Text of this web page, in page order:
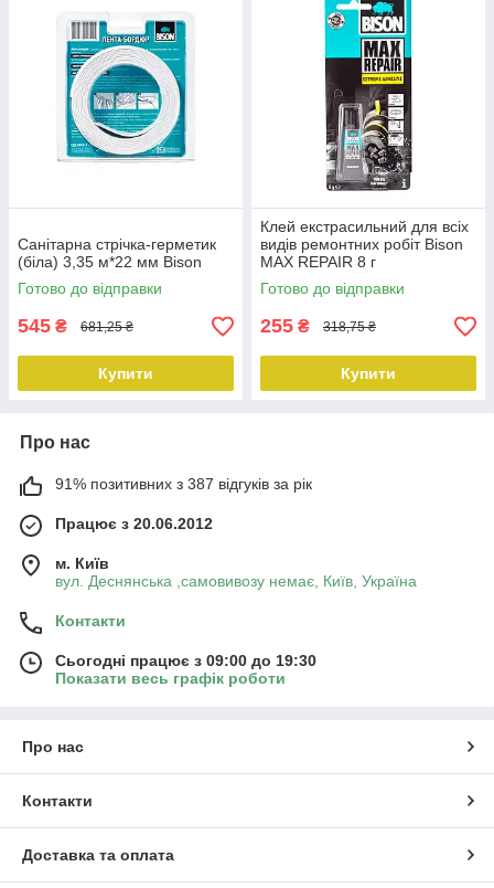
Санітарна стрічка-герметик
(біла) 3,35 м*22 мм Bison
Готово до відправки
545 ₴ 681,25 ₴
Купити
Клей екстрасильний для всіх
видів ремонтних робіт Bison
MAX REPAIR 8 г
Готово до відправки
255 ₴ 318,75 ₴
Купити
Про нас
91% позитивних з 387 відгуків за рік
Працює з 20.06.2012
м. Київ
вул. Деснянська ,самовивозу немає, Київ, Україна
Контакти
Сьогодні працює з 09:00 до 19:30
Показати весь графік роботи
Про нас
Контакти
Доставка та оплата